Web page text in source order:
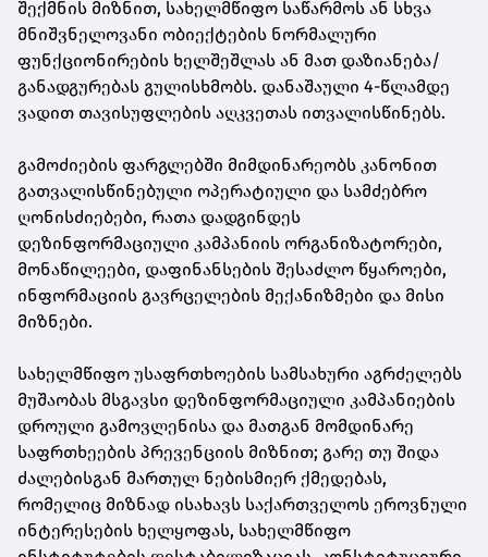
შექმნის მიზნით, სახელმწიფო საწარმოს ან სხვა
მნიშვნელოვანი ობიექტების ნორმალური
ფუნქციონირების ხელშეშლას ან მათ დაზიანება/
განადგურებას გულისხმობს. დანაშაული 4-წლამდე
ვადით თავისუფლების აღკვეთას ითვალისწინებს.
გამოძიების ფარგლებში მიმდინარეობს კანონით
გათვალისწინებული ოპერატიული და სამძებრო
ღონისძიებები, რათა დადგინდეს
დეზინფორმაციული კამპანიის ორგანიზატორები,
მონაწილეები, დაფინანსების შესაძლო წყაროები,
ინფორმაციის გავრცელების მექანიზმები და მისი
მიზნები.
სახელმწიფო უსაფრთხოების სამსახური აგრძელებს
მუშაობას მსგავსი დეზინფორმაციული კამპანიების
დროული გამოვლენისა და მათგან მომდინარე
საფრთხეების პრევენციის მიზნით; გარე თუ შიდა
ძალებისგან მართულ ნებისმიერ ქმედებას,
რომელიც მიზნად ისახავს საქართველოს ეროვნული
ინტერესების ხელყოფას, სახელმწიფო